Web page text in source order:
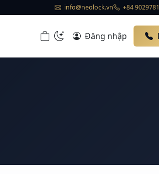
info@neolock.vn +84
Đăng nhập